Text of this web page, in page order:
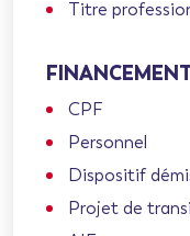
Titre
CPF
Personnel
Dispositif
Projet de